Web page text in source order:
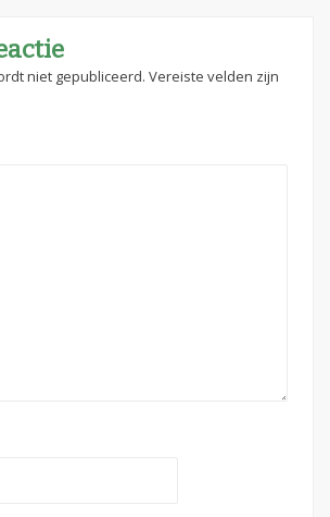
niet gepubliceerd. Vereiste velden zijn